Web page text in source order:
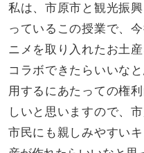
私は、市原市と観光振
っているこの授業で、
ニメを取り入れたお土
コラボできたらいいな
用するにあたっての権
しいと思いますので、
市民にも親しみやすい